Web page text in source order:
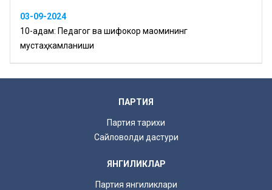
03-09-2024
10-қадам: Педагог ва шифокор мақомининг
мустаҳкамланиши
ПАРТИЯ
Партия тарихи
Сайловолди дастури
ЯНГИЛИКЛАР
Партия янгиликлари